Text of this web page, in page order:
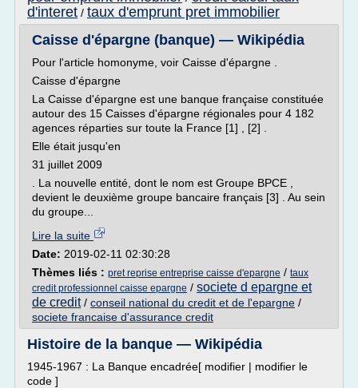
d'interet / taux d'emprunt pret immobilier
Caisse d'épargne (banque) — Wikipédia
Pour l'article homonyme, voir Caisse d'épargne .
Caisse d'épargne
La Caisse d'épargne est une banque française constituée
autour des 15 Caisses d'épargne régionales pour 4 182
agences réparties sur toute la France [1] , [2] .
Elle était jusqu'en
31 juillet 2009
. La nouvelle entité, dont le nom est Groupe BPCE ,
devient le deuxième groupe bancaire français [3] . Au sein
du groupe...
Lire la suite
Date: 2019-02-11 02:30:28
Thèmes liés : pret reprise entreprise caisse d'epargne / taux
credit professionnel caisse epargne / societe d epargne et
de credit/ conseil national du credit et de l'epargne /
societe francaise d'assurance credit
Histoire de la banque — Wikipédia
1945-1967 : La Banque encadrée[ modifier | modifier le
code ]